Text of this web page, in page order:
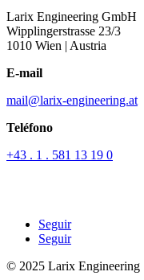
Larix Engineering GmbH
Wipplingerstrasse 23/3
1010 Wien | Austria
E-mail
mail@larix-engineering.at
Teléfono
+43 . 1 . 581 13 19 0
Seguir
Seguir
© 2025 Larix Engineering